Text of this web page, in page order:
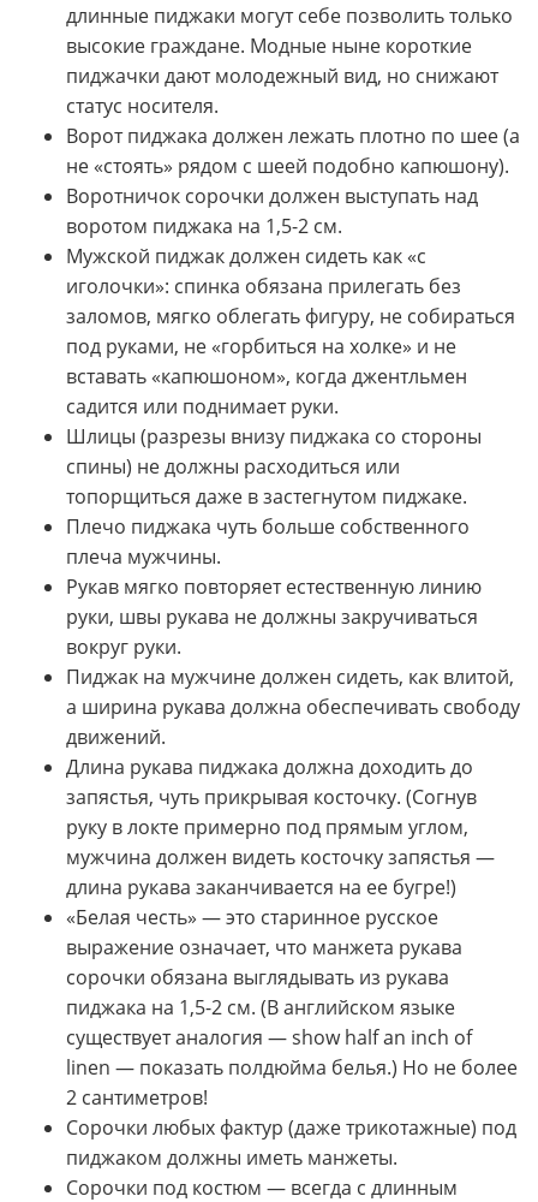
длинные пиджаки могут себе позволить только
высокие граждане. Модные ныне короткие
пиджачки дают молодежный вид, но снижают
статус носителя.
Ворот пиджака должен лежать плотно по шее (а
не «стоять» рядом с шеей подобно капюшону).
Воротничок сорочки должен выступать над
воротом пиджака на 1,5-2 см.
Мужской пиджак должен сидеть как «с
иголочки»: спинка обязана прилегать без
заломов, мягко облегать фигуру, не собираться
под руками, не «горбиться на холке» и не
вставать «капюшоном», когда джентльмен
садится или поднимает руки.
Шлицы (разрезы внизу пиджака со стороны
спины) не должны расходиться или
топорщиться даже в застегнутом пиджаке.
Плечо пиджака чуть больше собственного
плеча мужчины.
Рукав мягко повторяет естественную линию
руки, швы рукава не должны закручиваться
вокруг руки.
Пиджак на мужчине должен сидеть, как влитой,
а ширина рукава должна обеспечивать свободу
движений.
Длина рукава пиджака должна доходить до
запястья, чуть прикрывая косточку. (Согнув
руку в локте примерно под прямым углом,
мужчина должен видеть косточку запястья —
длина рукава заканчивается на ее бугре!)
«Белая честь» — это старинное русское
выражение означает, что манжета рукава
сорочки обязана выглядывать из рукава
пиджака на 1,5-2 см. (В английском языке
существует аналогия — show half an inch of
linen — показать полдюйма белья.) Но не более
2 сантиметров!
Сорочки любых фактур (даже трикотажные) под
пиджаком должны иметь манжеты.
Сорочки под костюм — всегда с длинным